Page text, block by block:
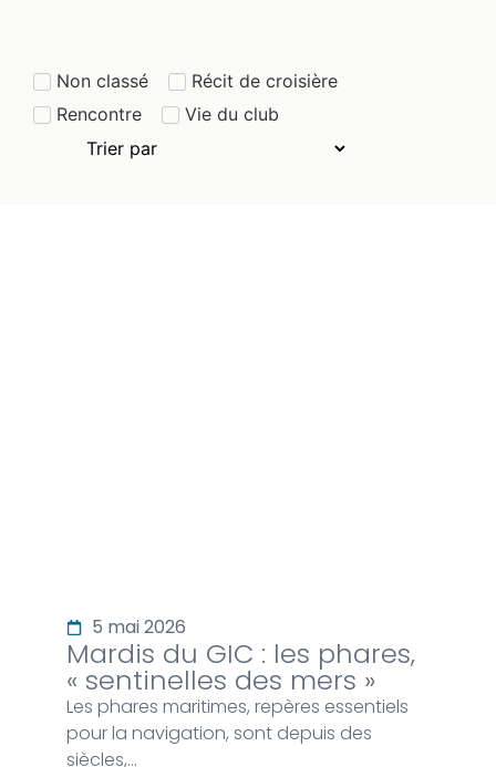
Non classé
Récit de croisière
Rencontre
Vie du club
5 mai 2026
Mardis du GIC : les phares,
« sentinelles des mers »
Les phares maritimes, repères essentiels
pour la navigation, sont depuis des
siècles,…